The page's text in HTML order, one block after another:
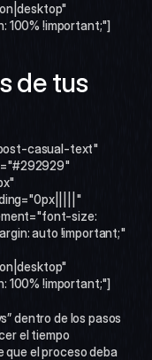
100% !important;"]
de tus
casual-text"
size:
auto !important;"
100% !important;"]
dentro de los pasos
el tiempo
que el proceso deba